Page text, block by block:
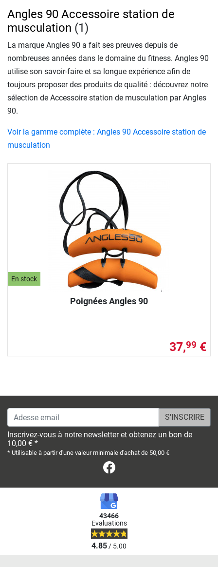
En stock
Poignées Angles 90
37,99 €
Angles 90 Accessoire station de
musculation (1)
La marque Angles 90 a fait ses preuves depuis de
nombreuses années dans le domaine du fitness. Angles 90
utilise son savoir-faire et sa longue expérience afin de
toujours proposer des produits de qualité : découvrez notre
sélection de Accessoire station de musculation par Angles
90.
Voir la gamme complète : Angles 90 Accessoire station de
musculation
Adesse email
Inscrivez-vous à notre newsletter et obtenez un bon de
10,00 € *
* Utilisable à partir d'une valeur minimale d'achat de 50,00 €
43466
Evaluations
4.85/ 5.00